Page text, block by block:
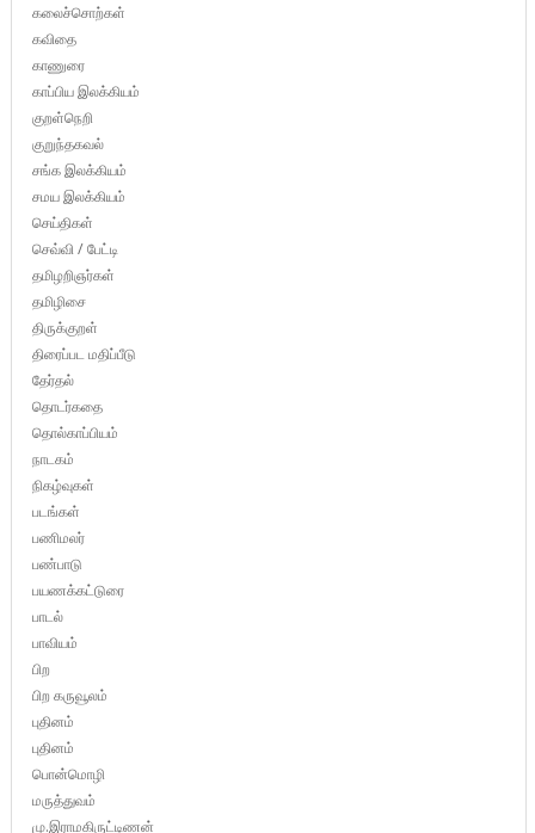
கலைச்சொற்கள்
கவிதை
காணுரை
காப்பிய இலக்கியம்
குறள்நெறி
குறுந்தகவல்
சங்க இலக்கியம்
சமய இலக்கியம்
செய்திகள்
செவ்வி / பேட்டி
தமிழறிஞர்கள்
தமிழிசை
திருக்குறள்
திரைப்பட மதிப்பீடு
தேர்தல்
தொடர்கதை
தொல்காப்பியம்
நாடகம்
நிகழ்வுகள்
படங்கள்
பணிமலர்
பண்பாடு
பயணக்கட்டுரை
பாடல்
பாவியம்
பிற
பிற கருவூலம்
புதினம்
புதினம்
பொன்மொழி
மருத்துவம்
மு.இராமகிருட்டிணன்